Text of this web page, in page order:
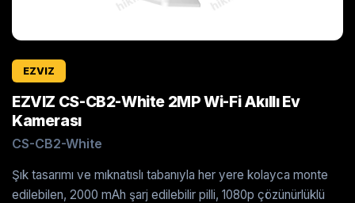
EZVIZ
EZVIZ CS-CB2-White 2MP Wi-Fi Akıllı Ev
Kamerası
CS-CB2-White
Şık tasarımı ve mıknatıslı tabanıyla her yere kolayca monte
edilebilen, 2000 mAh şarj edilebilir pilli, 1080p çözünürlüklü